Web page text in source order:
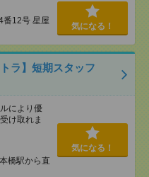
番12号 星屋
気になる！
ラ】短期スタッフ
により優
け取れま
橋駅から直
気になる！